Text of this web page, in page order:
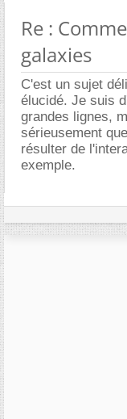
Re :
galaxies
C'est un sujet
élucidé. Je suis
grandes lignes,
sérieusement
résulter de
exemple.